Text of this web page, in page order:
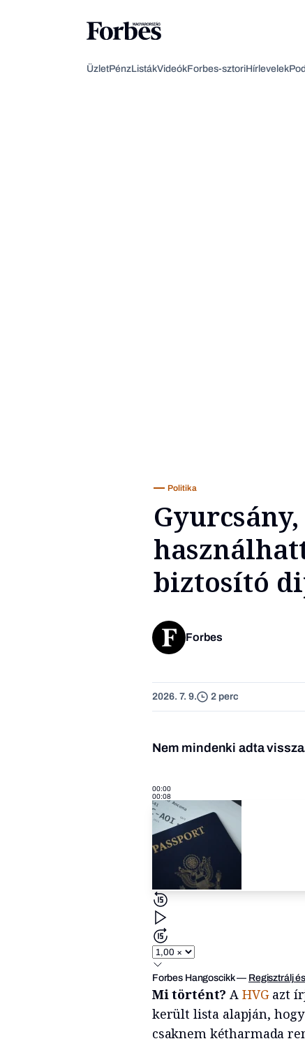
ÜzletPénzListákVideókForbes-sztoriHírlevelek
Politika
biztosító
Forbes
2026. 7. 9. 2 perc
Nem mindenki adta
00:00
00:08
Forbes Hangoscikk— Regisztrálj
Mi történt? A HVG azt
került lista alapján,
csaknem kétharmada